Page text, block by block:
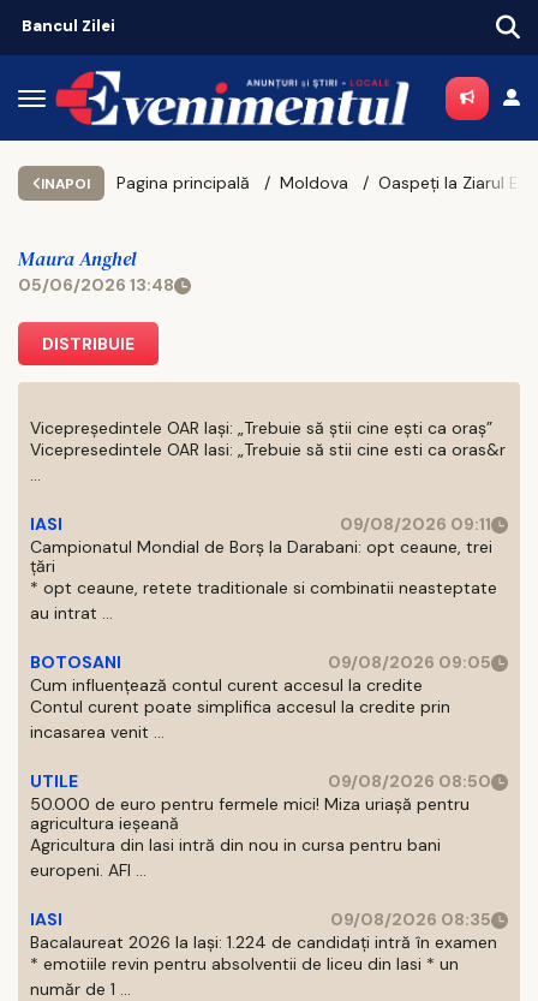
INAPOI Pagina principală Moldova
Maura Anghel
05/06/2026 13:48
DISTRIBUIE
Vicepreședintele OAR Iași: „Trebuie să știi cine ești ca oraș”
Vicepresedintele OAR Iasi: „Trebuie să stii cine esti ca oras&r
...
IASI
09/08/2026 09:11
Campionatul Mondial de Borș la Darabani: opt ceaune, trei
țări
* opt ceaune, retete traditionale si combinatii neasteptate
au intrat ...
BOTOSANI
09/08/2026 09:05
Cum influențează contul curent accesul la credite
Contul curent poate simplifica accesul la credite prin
incasarea venit ...
UTILE
09/08/2026 08:50
50.000 de euro pentru fermele mici! Miza uriașă pentru
agricultura ieșeană
Agricultura din Iasi intră din nou in cursa pentru bani
europeni. AFI ...
IASI
09/08/2026 08:35
Bacalaureat 2026 la Iași: 1.224 de candidați intră în examen
* emotiile revin pentru absolventii de liceu din Iasi * un
număr de 1 ...